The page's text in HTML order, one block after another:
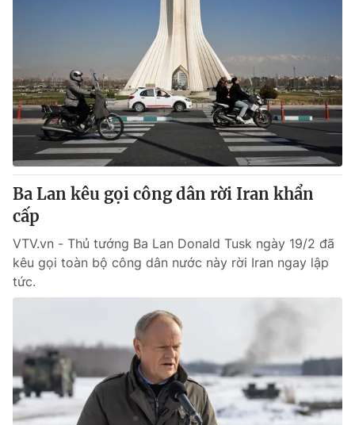
Ba Lan kêu gọi công dân rời Iran khẩn
cấp
VTV.vn - Thủ tướng Ba Lan Donald Tusk ngày 19/2 đã
kêu gọi toàn bộ công dân nước này rời Iran ngay lập
tức.